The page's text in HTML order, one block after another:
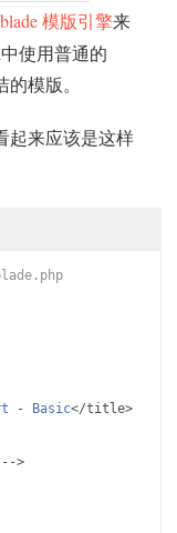
blade 模版引擎来
使用普通的
模版。
起来应该是这样
- Basic</title>
-->